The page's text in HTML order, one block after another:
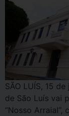
SÃO LUÍS, 15
de São Luís vai
“Nosso